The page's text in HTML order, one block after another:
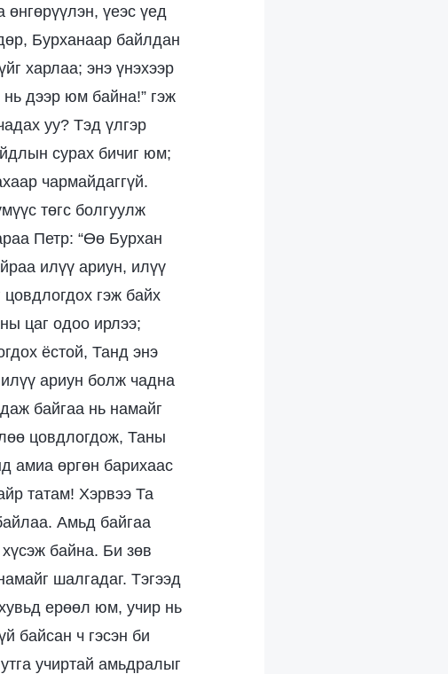
өнгөрүүлэн, үеэс үед
Бурханаар байлдан
харлаа; энэ үнэхээр
нь дээр юм байна!” гэж
уу? Тэд үлгэр
сурах бичиг юм;
чармайдаггүй.
төгс болгуулж
Петр: “Өө Бурхан
илүү ариун, илүү
цовдлогдох гэж байх
цаг одоо ирлээ;
ёстой, Танд энэ
ариун болж чадна
байгаа нь намайг
цовдлогдож, Таны
амиа өргөн барихаас
татам! Хэрвээ Та
Амьд байгаа
байна. Би зөв
шалгадаг. Тэгээд
ерөөл юм, учир нь
байсан ч гэсэн би
учиртай амьдралыг